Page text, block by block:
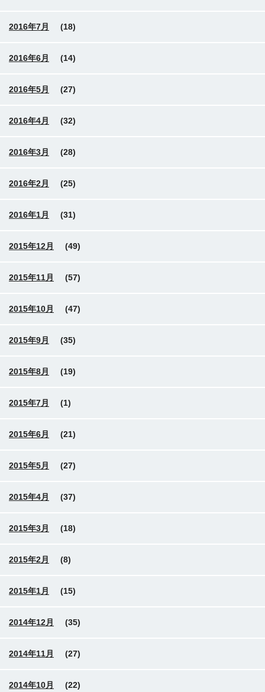
2016年7月 (18)
2016年6月 (14)
2016年5月 (27)
2016年4月 (32)
2016年3月 (28)
2016年2月 (25)
2016年1月 (31)
2015年12月 (49)
2015年11月 (57)
2015年10月 (47)
2015年9月 (35)
2015年8月 (19)
2015年7月 (1)
2015年6月 (21)
2015年5月 (27)
2015年4月 (37)
2015年3月 (18)
2015年2月 (8)
2015年1月 (15)
2014年12月 (35)
2014年11月 (27)
2014年10月 (22)